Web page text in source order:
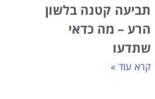
תביעה קטנה בלשון
הרע – מה כדאי
שתדעו
קרא עוד »